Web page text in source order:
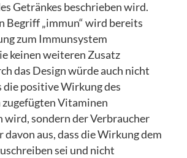
Getränkes beschrieben wird.
Begriff „immun“ wird bereits
zum Immunsystem
keinen weiteren Zusatz
das Design würde auch nicht
die positive Wirkung des
Vitaminen
wird, sondern der Verbraucher
davon aus, dass die Wirkung dem
sei und nicht